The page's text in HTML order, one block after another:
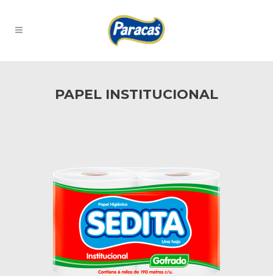
PAPEL INSTITUCIONAL